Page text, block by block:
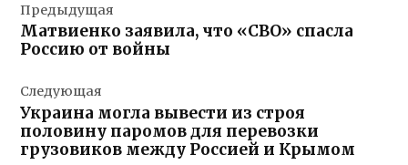
по
записям
Предыдущая
Матвиенко заявила, что «СВО» спасла
Россию от войны
Следующая
Украина могла вывести из строя
половину паромов для перевозки
грузовиков между Россией и Крымом